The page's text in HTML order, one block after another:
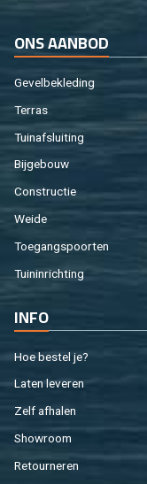
ONS AAN­BOD
Ge­vel­be­kle­ding
Ter­ras
Tuin­af­slui­ting
Bij­ge­bouw
Con­struc­tie
Weide
Toe­gangs­poor­ten
Tuin­in­rich­ting
INFO
Hoe be­stel je?
Laten le­ve­ren
Zelf af­ha­len
Show­room
Re­tour­ne­ren